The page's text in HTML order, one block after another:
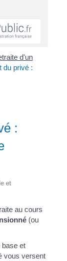
d'un
du privé :
:
et
au cours
(ou
base et
vous versent